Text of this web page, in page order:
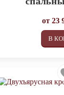
от23
В